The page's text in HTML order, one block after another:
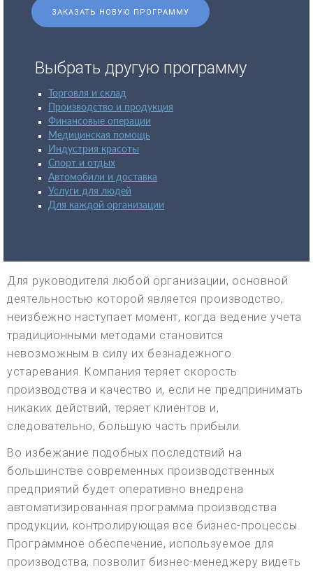
ЗАКАЗАТЬ НОВУЮ ПРОГРАММУ
Выбрать другую программу
Торговля и склад
Производство и продукция
Финансовые операции
Медицинская помощь
Индустрия красоты
Спорт и отдых
Автомобили и доставка
Услуги для людей
Для каждой организации
Для руководителя любой организации, основной
деятельностью которой является производство,
неизбежно наступает момент, когда ведение учета
традиционными методами становится
невозможным в силу их безнадежного
устаревания. Компания теряет скорость
производства и качество и, если не предпринимать
никаких действий, теряет клиентов и,
следовательно, большую часть прибыли.
Во избежание подобных последствий на
большинстве современных производственных
предприятий будет оперативно внедрена
автоматизированная программа производства
продукции, контролирующая все бизнес-процессы.
Программное обеспечение, используемое для
производства, позволит бизнес-менеджеру видеть